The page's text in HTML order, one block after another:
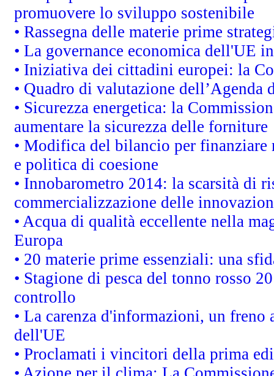
promuovere lo sviluppo sostenibile
• Rassegna delle materie prime
• La governance economica dell'UE
• Iniziativa dei cittadini europei: la
• Quadro di valutazione
• Sicurezza energetica: la
aumentare la sicurezza delle forniture
• Modifica del bilancio per finanziare
e politica di coesione
• Innobarometro 2014: la scarsità di
commercializzazione delle
• Acqua di qualità eccellente nella
Europa
• 20 materie prime essenziali: una
• Stagione di pesca del tonno rosso
controllo
• La carenza d'informazioni, un
dell'UE
• Proclamati i vincitori della prima